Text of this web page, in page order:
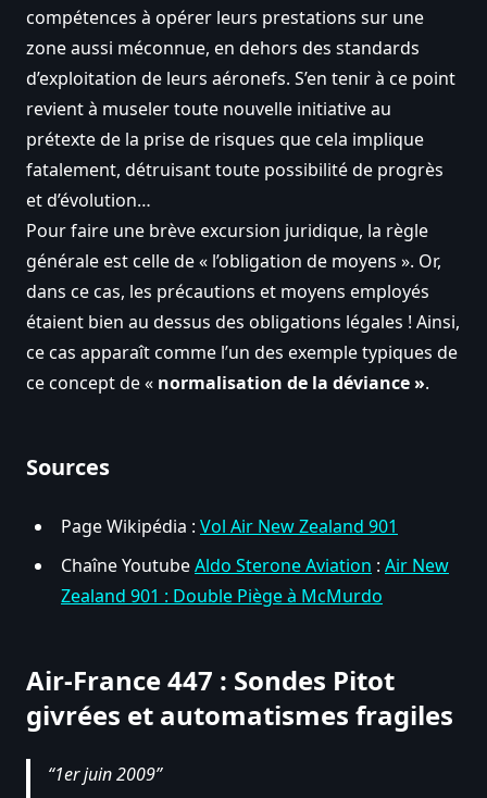
compétences à opérer leurs prestations sur une
zone aussi méconnue, en dehors des standards
d’exploitation de leurs aéronefs. S’en tenir à ce point
revient à museler toute nouvelle initiative au
prétexte de la prise de risques que cela implique
fatalement, détruisant toute possibilité de progrès
et d’évolution…
Pour faire une brève excursion juridique, la règle
générale est celle de « l’obligation de moyens ». Or,
dans ce cas, les précautions et moyens employés
étaient bien au dessus des obligations légales ! Ainsi,
ce cas apparaît comme l’un des exemple typiques de
ce concept de « normalisation de la déviance ».
Sources
Page Wikipédia : Vol Air New Zealand 901
Chaîne YoutubeAldo Sterone Aviation : Air New
Zealand 901 : Double Piège à McMurdo
Air-France 447 : Sondes Pitot
givrées et automatismes fragiles
1er juin 2009